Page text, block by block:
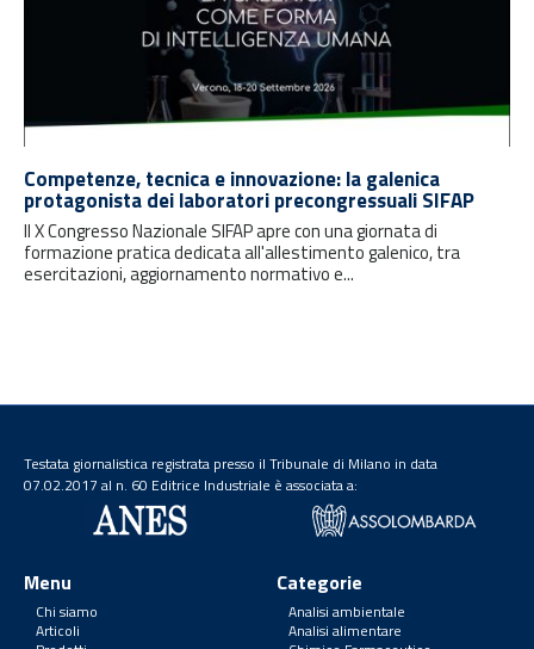
Competenze, tecnica e innovazione: la galenica
protagonista dei laboratori precongressuali SIFAP
Il X Congresso Nazionale SIFAP apre con una giornata di
formazione pratica dedicata all'allestimento galenico, tra
esercitazioni, aggiornamento normativo e...
Testata giornalistica registrata presso il Tribunale di Milano in data
07.02.2017 al n. 60 Editrice Industriale è associata a:
Menu
Chi siamo
Articoli
Categorie
Analisi ambientale
Analisi alimentare